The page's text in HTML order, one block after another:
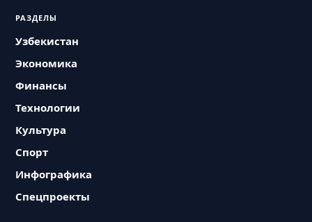
РАЗДЕЛЫ
Узбекистан
Экономика
Финансы
Технологии
Культура
Спорт
Инфографика
Спецпроекты